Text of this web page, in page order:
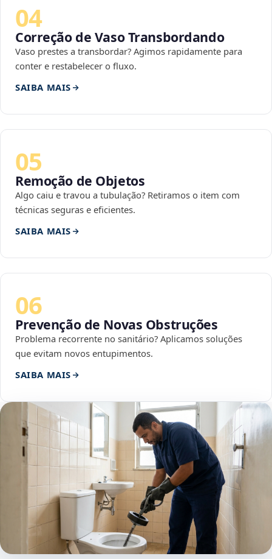
04
Correção de Vaso Transbordando
Vaso prestes a transbordar? Agimos rapidamente para
conter e restabelecer o fluxo.
SAIBA MAIS
05
Remoção de Objetos
Algo caiu e travou a tubulação? Retiramos o item com
técnicas seguras e eficientes.
SAIBA MAIS
06
Prevenção de Novas Obstruções
Problema recorrente no sanitário? Aplicamos soluções
que evitam novos entupimentos.
SAIBA MAIS